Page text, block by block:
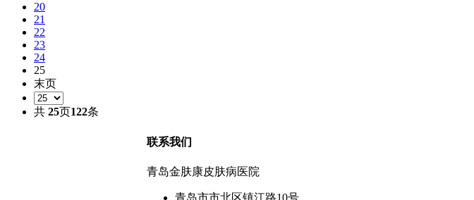
20
21
22
23
24
25
末页
共 25页122条
联系我们
青岛金肤康皮肤病医院
青岛市市北区镇江路10号